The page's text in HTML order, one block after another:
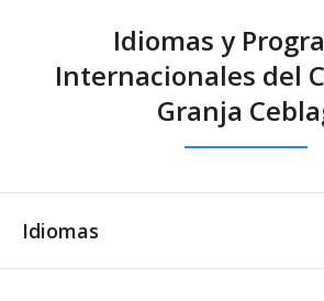
Idiomas y
Internacionales del
Granja
Idiomas